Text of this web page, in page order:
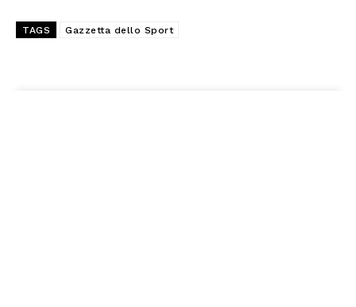
TAGS Gazzetta dello Sport